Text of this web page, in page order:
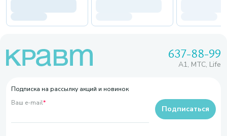
637-88-99
A1, МТС, Life
Подписка на рассылку акций и новинок
Ваш e-mail*
Подписаться